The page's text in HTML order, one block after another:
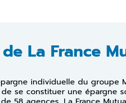
La France
individuelle du groupe
se constituer une épargne